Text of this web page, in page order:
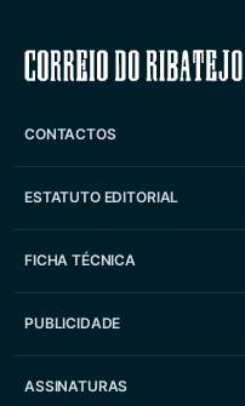
CONTACTOS
ESTATUTO EDITORIAL
FICHA TÉCNICA
PUBLICIDADE
ASSINATURAS